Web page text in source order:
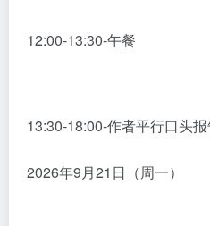
12:00-13:30-午餐
13:30-18:00-作者平行口头
2026年9月21日（周一）